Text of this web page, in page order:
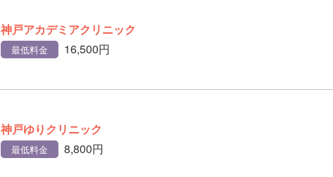
神戸アカデミアクリニック
最低料金 16,500円
神戸ゆりクリニック
最低料金 8,800円